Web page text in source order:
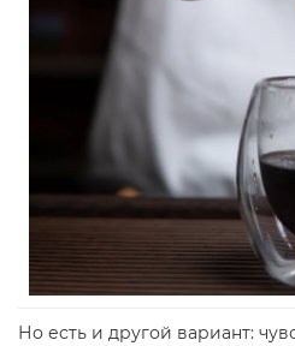
Но есть и другой вариант: